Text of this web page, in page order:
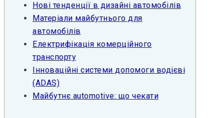
Нові тенденції в дизайні автомобілів
Матеріали майбутнього для
автомобілів
Електрифікація комерційного
транспорту
Інноваційні системи допомоги водієві
(ADAS)
Майбутнє automotive: що чекати